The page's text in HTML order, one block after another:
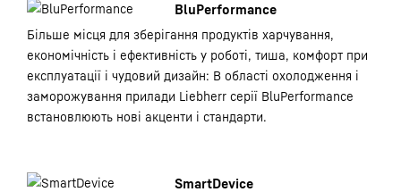
BluPerformance
Більше місця для зберігання продуктів харчування,
економічність і ефективність у роботі, тиша, комфорт при
експлуатації і чудовий дизайн: В області охолодження і
заморожування прилади Liebherr серії BluPerformance
встановлюють нові акценти і стандарти.
SmartDevice